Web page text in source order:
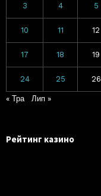
3 4 5
10 11 12
17 18 19
24 25 26
« Тра Лип »
Рейтинг казино